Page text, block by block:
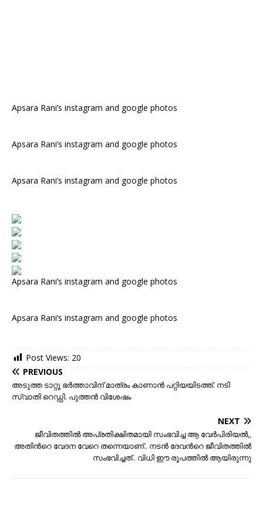
Apsara Rani’s instagram and google photos
Apsara Rani’s instagram and google photos
Apsara Rani’s instagram and google photos
Apsara Rani’s instagram and google photos
Apsara Rani’s instagram and google photos
Post Views: 20
PREVIOUS
അടുത്ത ടാറ്റൂ ഭർത്താവിന് മാത്രം കാണാന്‍ പറ്റിയയിടത്ത്. നടി
സ്വാതി റെഡ്ഡി. പുത്തന്‍ വിശേഷം
NEXT
ജീവിതത്തില്‍ അപ്രതിക്ഷിതമായി സംഭവിച്ച ആ വേര്‍പിരിയല്‍,,
അതിന്‍റെ വേദന വേറെ തന്നെയാണ്.. നടന്‍ ദേവന്‍റെ ജീവിതത്തില്‍
സംഭവിച്ചത്.. വിധി ഈ രൂപത്തില്‍ ആയിരുന്നു